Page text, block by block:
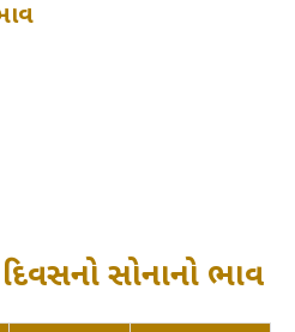
સોનાનો ભાવ